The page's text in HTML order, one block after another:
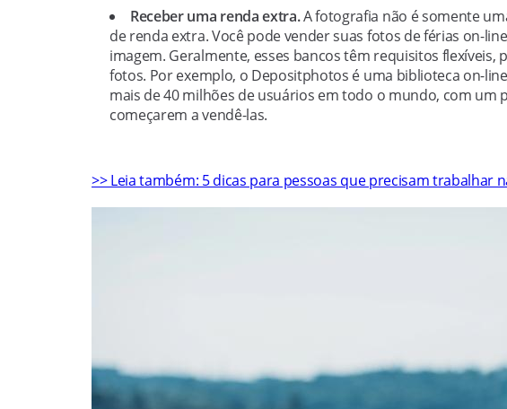
Receber uma renda extra.A fotografia não é somente
de renda extra. Você pode vender suas fotos de férias on-
imagem. Geralmente, esses bancos têm requisitos
fotos. Por exemplo, o Depositphotos é uma biblioteca on-
mais de 40 milhões de usuários em todo o mundo, com
começarem a vendê-las.
>> Leia também: 5 dicas para pessoas que precisam trabalhar